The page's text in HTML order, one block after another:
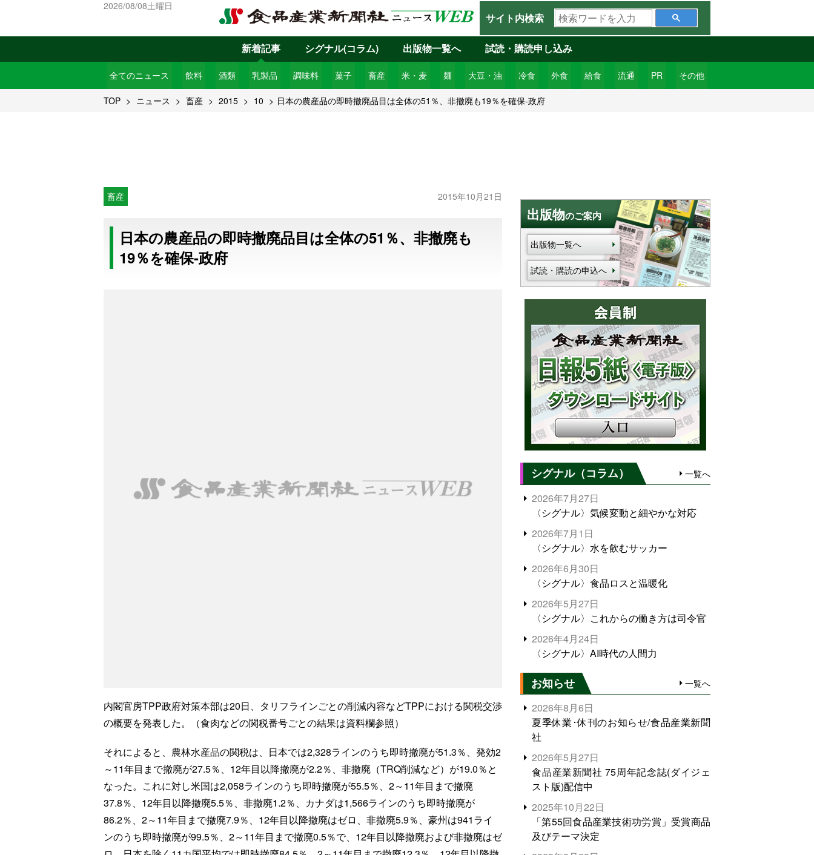
2026/08/08土曜日
サイト内検索
検
索
ワ
ー
ド
を
新着記事
全てのニュース 飲料 酒類 乳製品 調味料 菓子 畜産 米・麦 麺 大豆・油 冷食 外食 給食 流通 PR その他
シグナル(コラム) 出版物一覧へ 試読・購読申し込み
TOP ニュース 畜産 2015 10 日本の農産品の即時撤廃品目は全体の51％、非撤廃も19％を確保-政府
畜産 2015年10月21日
日本の農産品の即時撤廃品目は全体の51％、非撤廃も
19％を確保-政府
内閣官房TPP政府対策本部は20日、タリフラインごとの削減内容などTPPにおける関税交渉
の概要を発表した。（食肉などの関税番号ごとの結果は資料欄参照）
それによると、農林水産品の関税は、日本では2,328ラインのうち即時撤廃が51.3％、発効2
～11年目まで撤廃が27.5％、12年目以降撤廃が2.2％、非撤廃（TRQ削減など）が19.0％と
なった。これに対し米国は2,058ラインのうち即時撤廃が55.5％、2～11年目まで撤廃
37.8％、12年目以降撤廃5.5％、非撤廃1.2％、カナダは1,566ラインのうち即時撤廃が
86.2％、2～11年目まで撤廃7.9％、12年目以降撤廃はゼロ、非撤廃5.9％、豪州は941ライ
ンのうち即時撤廃が99.5％、2～11年目まで撤廃0.5％で、12年目以降撤廃および非撤廃はゼ
出版物のご案内
出版物一覧へ
試読・購読の申込へ
シグナル（コラム） 一覧へ
2026年7月27日
〈シグナル〉気候変動と細やかな対応
2026年7月1日
〈シグナル〉水を飲むサッカー
2026年6月30日
〈シグナル〉食品ロスと温暖化
2026年5月27日
〈シグナル〉これからの働き方は司令官
2026年4月24日
〈シグナル〉AI時代の人間力
お知らせ 一覧へ
2026年8月6日
夏季休業･休刊のお知らせ/食品産業新聞
社
2026年5月27日
食品産業新聞社 75周年記念誌(ダイジェ
スト版)配信中
2025年10月22日
「第55回食品産業技術功労賞」受賞商品
及びテーマ決定